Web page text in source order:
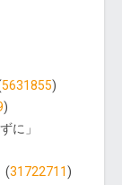
5631855)
)
に」
(31722711 )